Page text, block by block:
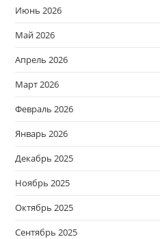
Июнь 2026
Май 2026
Апрель 2026
Март 2026
Февраль 2026
Январь 2026
Декабрь 2025
Ноябрь 2025
Октябрь 2025
Сентябрь 2025